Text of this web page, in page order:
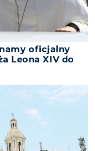
oficjalny
Leona XIV do